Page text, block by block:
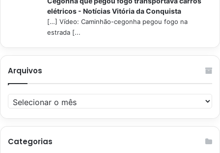
elétricos - Notícias Vitória da Conquista
[…] Vídeo: Caminhão-cegonha pegou fogo na
estrada [...
Arquivos
Arquivos
Categorias